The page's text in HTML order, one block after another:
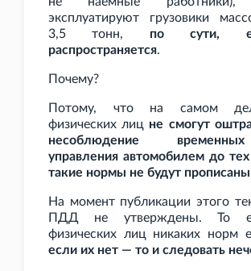
эксплуатируют грузовики
3,5
тонн, по сути,
распространяется.
Почему?
Потому, что на самом
физических лиц не смогут
несоблюдение
управления автомобилем до
такие нормы не будут
На момент публикации этого
ПДД не утверждены. То
физических лиц никаких норм
если их нет — то и следовать